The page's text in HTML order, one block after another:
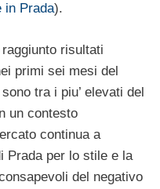
in Prada).
risultati
primi sei mesi del
tra i piu’ elevati del
un contesto
continua a
Prada per lo stile e la
del negativo